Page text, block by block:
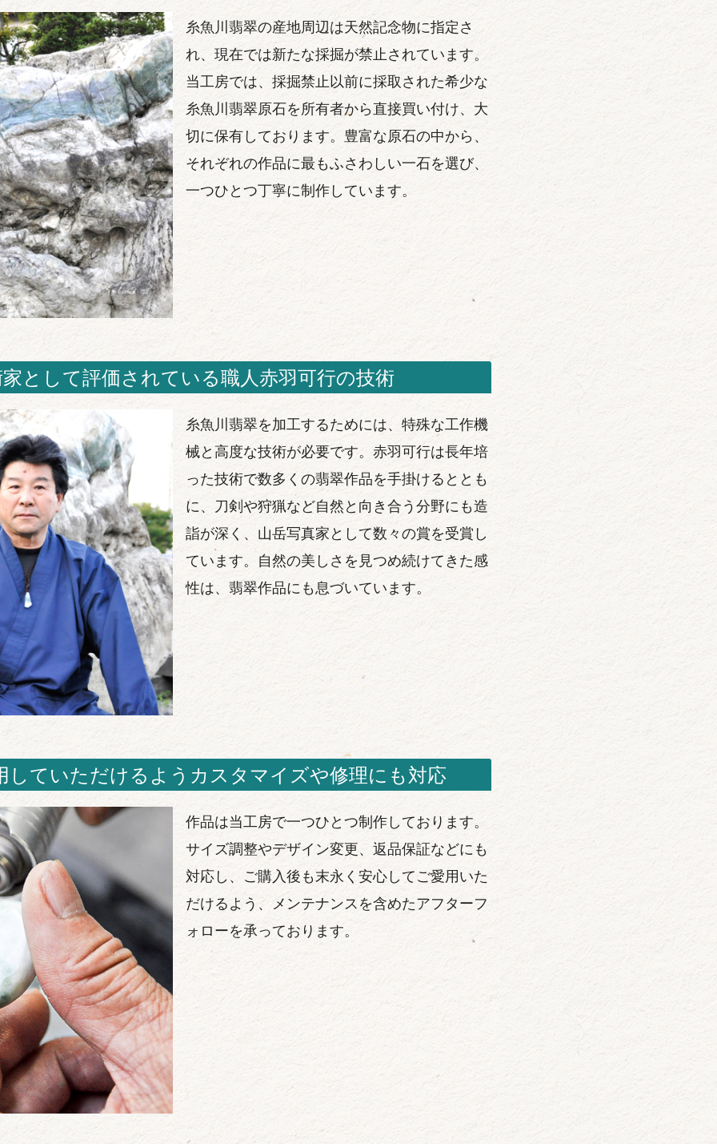
糸魚川翡翠の産地周辺は天然記念物に指定さ
れ、現在では新たな採掘が禁止されています。
当工房では、採掘禁止以前に採取された希少な
糸魚川翡翠原石を所有者から直接買い付け、大
切に保有しております。豊富な原石の中から、
それぞれの作品に最もふさわしい一石を選び、
一つひとつ丁寧に制作しています。
として評価されている職人赤羽可行の技術
糸魚川翡翠を加工するためには、特殊な工作機
械と高度な技術が必要です。赤羽可行は長年培
った技術で数多くの翡翠作品を手掛けるととも
に、刀剣や狩猟など自然と向き合う分野にも造
詣が深く、山岳写真家として数々の賞を受賞し
ています。自然の美しさを見つめ続けてきた感
性は、翡翠作品にも息づいています。
していただけるようカスタマイズや修理にも対応
作品は当工房で一つひとつ制作しております。
サイズ調整やデザイン変更、返品保証などにも
対応し、ご購入後も末永く安心してご愛用いた
だけるよう、メンテナンスを含めたアフターフ
ォローを承っております。